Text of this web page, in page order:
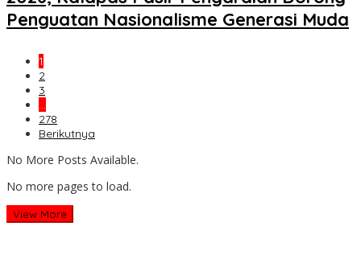
Penguatan Nasionalisme Generasi Muda
1
2
3
…
278
Berikutnya
No More Posts Available.
No more pages to load.
View More